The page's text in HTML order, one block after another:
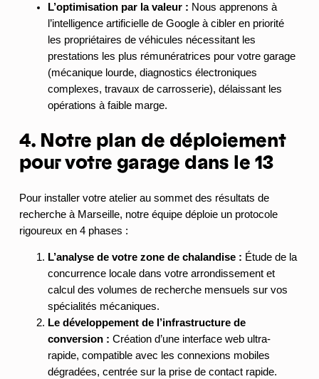
L’optimisation par la valeur : Nous apprenons à
l’intelligence artificielle de Google à cibler en priorité
les propriétaires de véhicules nécessitant les
prestations les plus rémunératrices pour votre garage
(mécanique lourde, diagnostics électroniques
complexes, travaux de carrosserie), délaissant les
opérations à faible marge.
4. Notre plan de déploiement
pour votre garage dans le 13
Pour installer votre atelier au sommet des résultats de
recherche à Marseille, notre équipe déploie un protocole
rigoureux en 4 phases :
L’analyse de votre zone de chalandise : Étude de la
concurrence locale dans votre arrondissement et
calcul des volumes de recherche mensuels sur vos
spécialités mécaniques.
Le développement de l’infrastructure de
conversion : Création d’une interface web ultra-
rapide, compatible avec les connexions mobiles
dégradées, centrée sur la prise de contact rapide.